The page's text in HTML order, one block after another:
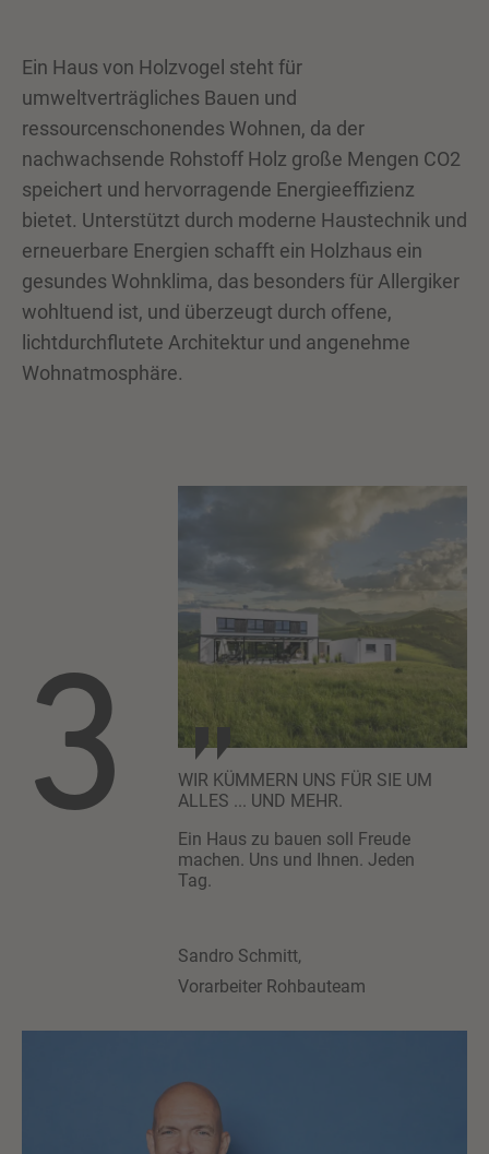
Ein Haus von Holzvogel steht für
umweltverträgliches Bauen und
ressourcenschonendes Wohnen, da der
nachwachsende Rohstoff Holz große Mengen CO2
speichert und hervorragende Energieeffizienz
bietet. Unterstützt durch moderne Haustechnik und
erneuerbare Energien schafft ein Holzhaus ein
gesundes Wohnklima, das besonders für Allergiker
wohltuend ist, und überzeugt durch offene,
lichtdurchflutete Architektur und angenehme
Wohnatmosphäre.
3
WIR KÜMMERN UNS FÜR SIE UM
ALLES ... UND MEHR.
Ein Haus zu bauen soll Freude
machen. Uns und Ihnen. Jeden
Tag.
Sandro Schmitt,
Vorarbeiter Rohbauteam